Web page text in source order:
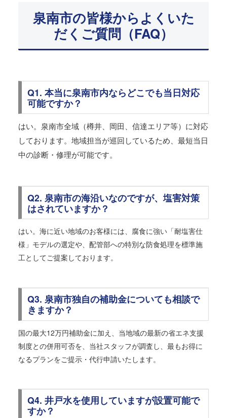
泉南市の皆様からよくいた
だくご質問（FAQ）
Q1. 本当に泉南市内ならどこでも当日対応
可能ですか？
はい。泉南市全域（樽井、岡田、信達エリア等）に対応
しております。地域担当が巡回しているため、最短当日
中の診断・修理が可能です。
Q2. 泉南市の海沿いなのですが、塩害対策
はされていますか？
はい。海に近い地域のお客様には、腐食に強い「耐塩害仕
様」モデルの選定や、配管部への特別な防食処理を標準施
工としてご提案しております。
Q3. 泉南市独自の補助金についても相談で
きますか？
国の最大12万円補助金に加え、当地域の最新の省エネ支援
制度との併用可否を、当社スタッフが調査し、最もお得に
なるプランをご提示・代行申請いたします。
Q4. 井戸水を使用していますが設置可能で
すか？